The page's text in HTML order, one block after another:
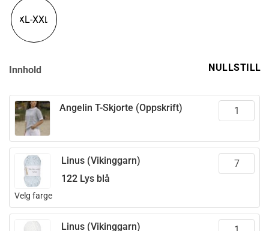
XL-XXL
Innhold NULLSTILL
Angelin T-Skjorte (Oppskrift)
Velg farge
Linus (Vikinggarn)
122 Lys blå
Linus (Vikinggarn)